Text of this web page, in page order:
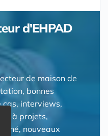
d'EHPAD
de maison de
bonnes
cas, interviews,
à projets,
nouveaux